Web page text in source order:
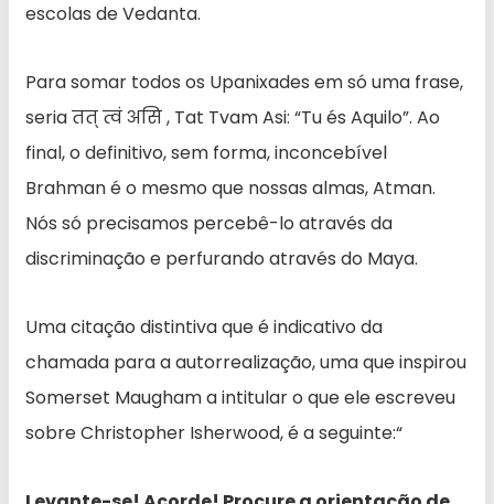
escolas de Vedanta.
Para somar todos os Upanixades em só uma frase,
seria तत् त्वं असि , Tat Tvam Asi: “Tu és Aquilo”. Ao
final, o definitivo, sem forma, inconcebível
Brahman é o mesmo que nossas almas, Atman.
Nós só precisamos percebê-lo através da
discriminação e perfurando através do Maya.
Uma citação distintiva que é indicativo da
chamada para a autorrealização, uma que inspirou
Somerset Maugham a intitular o que ele escreveu
sobre Christopher Isherwood, é a seguinte:“